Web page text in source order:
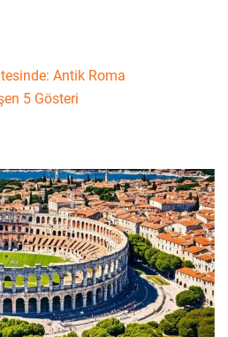
Antik Roma
5 Gösteri